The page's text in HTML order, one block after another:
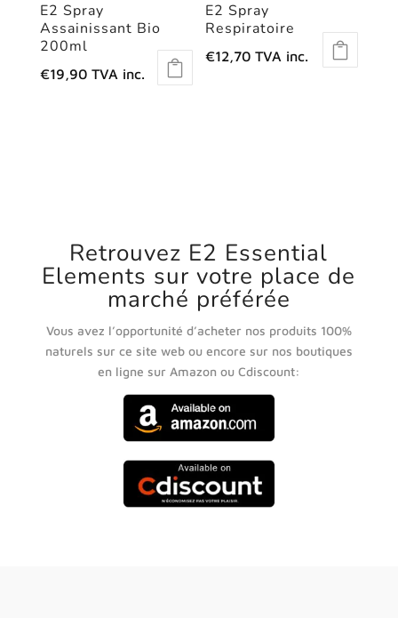
E2 Spray
Assainissant Bio
200ml
€19,90 TVA inc.
E2 Spray
Respiratoire
€12,70 TVA inc.
Retrouvez E2 Essential
Elements sur votre place de
marché préférée
Vous avez l’opportunité d’acheter nos produits 100%
naturels sur ce site web ou encore sur nos boutiques
en ligne sur Amazon ou Cdiscount: